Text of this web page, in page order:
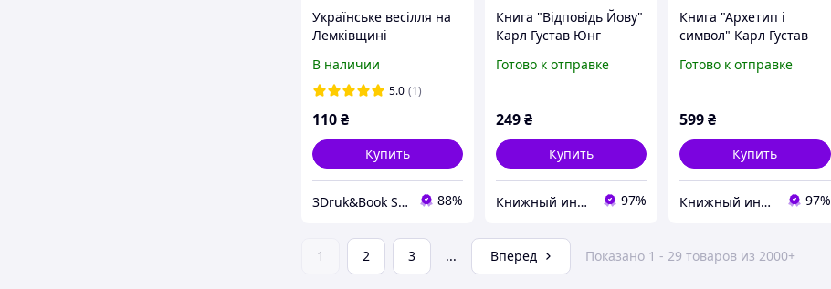
Українське весілля на
Лемківщині
В наличии
5.0 (1)
110₴
Купить
3Druk&Book Store 88%
Книга "Відповідь Йову"
Карл Густав Юнг
Готово к отправке
249₴
Купить
Книжный интернет-магазин "BestBook" 97%
Книга "Архетип і
символ" Карл Густав
Готово к отправке
599₴
Купить
Книжный интернет-магазин "BestBook" 97%
1 2 3 ... Вперед Показано 1 - 29 товаров из 2000+